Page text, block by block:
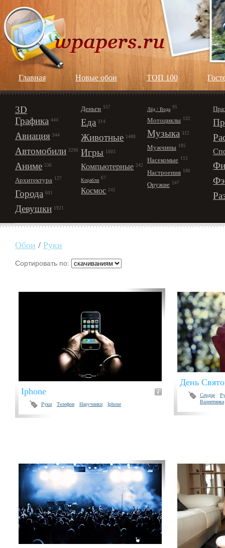
Главная Новые обои ТОП 100
3D
Графика 444
Авиация 344
Автомобили 3296
Аниме 536
Архитектура 127
Города 601
Девушки 1921
Деньги 157
Еда 314
Животные 1488
Игры 1003
Компьютерные 242
Корабли 67
Космос 242
Лёд / Вода 95
Мотоциклы 132
Музыка 312
Мужчины 185
Насекомые 113
Настроения 186
Оружие 147
Обои / Руки
Сортировать по:
Iphone
Руки Телефон Наручники Iphone
День
Сердце
Валентинка